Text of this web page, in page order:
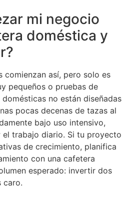
mi negocio
doméstica y
comienzan así, pero solo es
pequeños o pruebas de
no están diseñadas
pocas decenas de tazas al
bajo uso intensivo,
trabajo diario. Si tu proyecto
de crecimiento, planifica
con una cafetera
esperado: invertir dos
caro.